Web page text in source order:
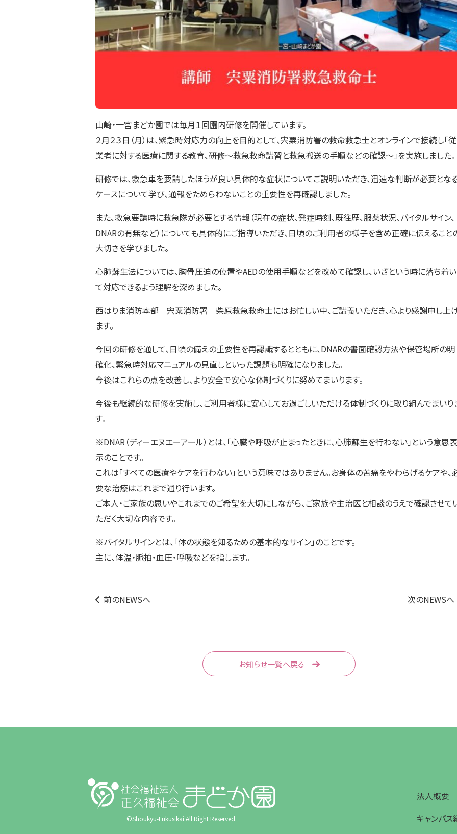
山崎・一宮まどか園では毎月１回園内研修を開催しています。
２月２３日（月）は、緊急時対応力の向上を目的として、宍粟消防署の救命救急士とオンラインで接続し「従
業者に対する医療に関する教育、研修～救急救命講習と救急搬送の手順などの確認～」を実施しました。
研修では、救急車を要請したほうが良い具体的な症状についてご説明いただき、迅速な判断が必要とな
ケースについて学び、通報をためらわないことの重要性を再確認しました。
また、救急要請時に救急隊が必要とする情報（現在の症状、発症時刻、既往歴、服薬状況、バイタルサイン、
DNARの有無など）についても具体的にご指導いただき、日頃のご利用者の様子を含め正確に伝えること
大切さを学びました。
心肺蘇生法については、胸骨圧迫の位置やAEDの使用手順などを改めて確認し、いざという時に落ち着い
て対応できるよう理解を深めました。
西はりま消防本部 宍粟消防署 柴原救急救命士にはお忙しい中、ご講義いただき、心より感謝申し上
ます。
今回の研修を通して、日頃の備えの重要性を再認識するとともに、DNARの書面確認方法や保管場所の明
確化、緊急時対応マニュアルの見直しといった課題も明確になりました。
今後はこれらの点を改善し、より安全で安心な体制づくりに努めてまいります。
今後も継続的な研修を実施し、ご利用者様に安心してお過ごしいただける体制づくりに取り組んでまいり
す。
※DNAR（ディーエヌエーアール）とは、「心臓や呼吸が止まったときに、心肺蘇生を行わない」という意思表
示のことです。
これは「すべての医療やケアを行わない」という意味ではありません。お身体の苦痛をやわらげるケアや、
要な治療はこれまで通り行います。
ご本人・ご家族の思いやこれまでのご希望を大切にしながら、ご家族や主治医と相談のうえで確認させて
ただく大切な内容です。
※バイタルサインとは、「体の状態を知るための基本的なサイン」のことです。
主に、体温・脈拍・血圧・呼吸などを指します。
前のNEWSへ 次のNEWSへ
お知らせ一覧へ戻る
©Shoukyu-Fukusikai.All Right Reserved.
法人概要
キャンパス